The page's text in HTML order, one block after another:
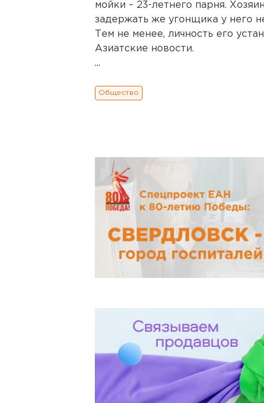
мойки – 23-летнего парня.
задержать же угонщика у него
Тем не менее, личность его
Азиатские новости.
...
Общество